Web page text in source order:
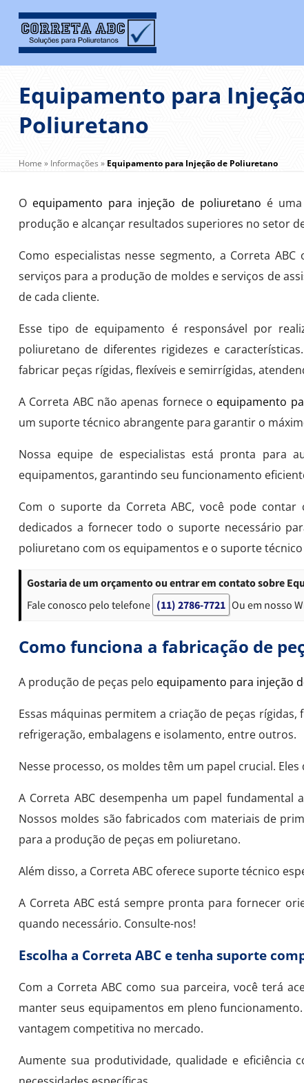
Equipamento para
Poliuretano
Home » Informações » Equipamento para Injeção de Poliuretano
O equipamento para injeção de poliuretano é
produção e alcançar resultados superiores no setor
Como especialistas nesse segmento, a Correta
serviços para a produção de moldes e serviços de
de cada cliente.
Esse tipo de equipamento é responsável por
poliuretano de diferentes rigidezes e
fabricar peças rígidas, flexíveis e semirrígidas,
A Correta ABC não apenas fornece o equipamento
um suporte técnico abrangente para garantir o
Nossa equipe de especialistas está pronta para
equipamentos, garantindo seu funcionamento
Com o suporte da Correta ABC, você pode
dedicados a fornecer todo o suporte necessário
poliuretano com os equipamentos e o suporte técnico
Gostaria de um orçamento ou entrar em contato sobre
Fale conosco pelo telefone (11) 2786-7721 Ou em nosso
Como funciona a fabricação de
A produção de peças pelo equipamento para injeção
Essas máquinas permitem a criação de peças
refrigeração, embalagens e isolamento, entre outros.
Nesse processo, os moldes têm um papel crucial.
A Correta ABC desempenha um papel
Nossos moldes são fabricados com materiais de
para a produção de peças em poliuretano.
Além disso, a Correta ABC oferece suporte técnico
A Correta ABC está sempre pronta para fornecer
quando necessário. Consulte-nos!
Escolha a Correta ABC e tenha suporte
Com a Correta ABC como sua parceira, você terá
manter seus equipamentos em pleno
vantagem competitiva no mercado.
Aumente sua produtividade, qualidade e eficiência